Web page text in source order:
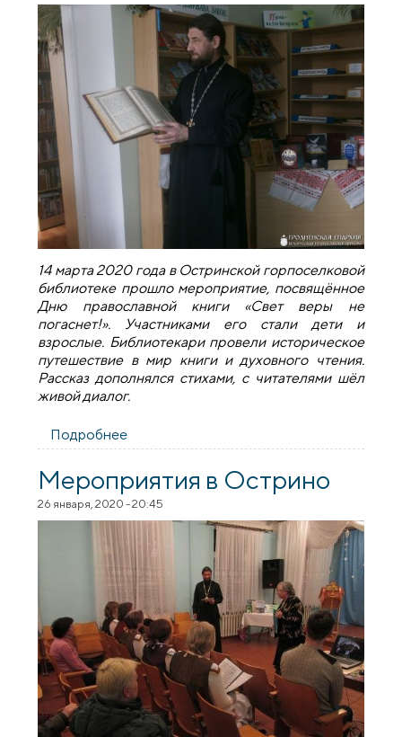
14 марта 2020 года в Остринской горпоселковой
библиотеке прошло мероприятие, посвящённое
Дню православной книги «Свет веры не
погаснет!». Участниками его стали дети и
взрослые. Библиотекари провели историческое
путешествие в мир книги и духовного чтения.
Рассказ дополнялся стихами, с читателями шёл
живой диалог.
Подробнее
православной книги в Остринской
горпоселковой библиотеке
Мероприятия в Острино
26 января, 2020 - 20:45